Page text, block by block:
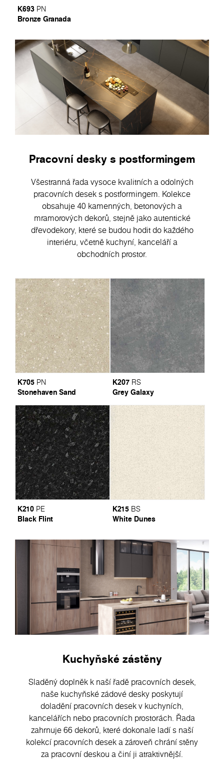
K693 PN
Bronze Granada
Pracovní desky s postformingem
Všestranná řada vysoce kvalitních a odolných
pracovních desek s postformingem. Kolekce
obsahuje 40 kamenných, betonových a
mramorových dekorů, stejně jako autentické
dřevodekory, které se budou hodit do každého
interiéru, včetně kuchyní, kanceláří a
obchodních prostor.
K705 PN
Stonehaven Sand
K207 RS
Grey Galaxy
K210 PE
Black Flint
K215 BS
White Dunes
Kuchyňské zástěny
Sladěný doplněk k naší řadě pracovních desek,
naše kuchyňské zádové desky poskytují
doladění pracovních desek v kuchyních,
kancelářích nebo pracovních prostorách. Řada
zahrnuje 66 dekorů, které dokonale ladí s naší
kolekcí pracovních desek a zároveň chrání stěny
za pracovní deskou a činí ji atraktivnější.